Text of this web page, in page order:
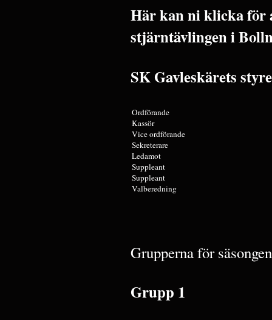
Här kan ni klicka för
stjärntävlingen i
SK Gavleskärets
Ordförande
Kassör
Vice ordförande
Sekreterare
Ledamot
Suppleant
Suppleant
Valberedning
Grupperna för
Grupp 1